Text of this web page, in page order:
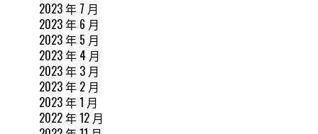
2023 年 7 月
2023 年 6 月
2023 年 5 月
2023 年 4 月
2023 年 3 月
2023 年 2 月
2023 年 1 月
2022 年 12 月